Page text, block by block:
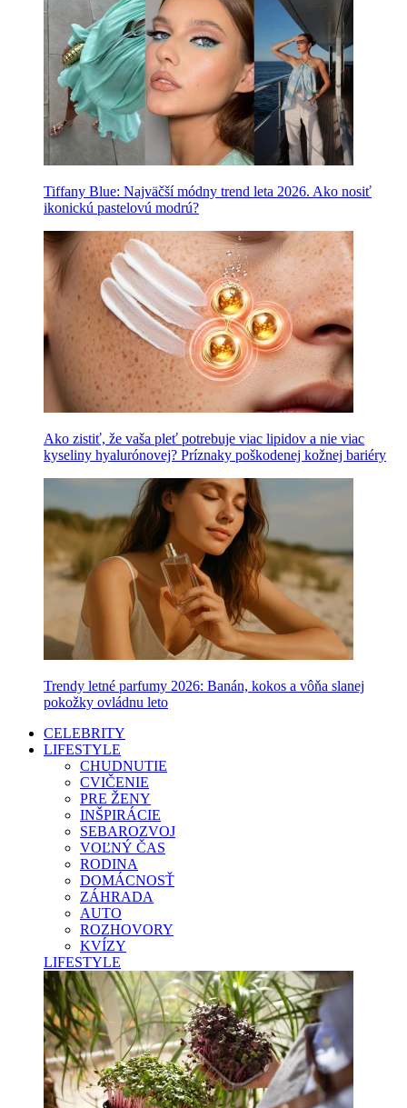
Tiffany Blue: Najväčší módny trend leta 2026. Ako nosiť
ikonickú pastelovú modrú?
Ako zistiť, že vaša pleť potrebuje viac lipidov a nie viac
kyseliny hyalurónovej? Príznaky poškodenej kožnej bariéry
Trendy letné parfumy 2026: Banán, kokos a vôňa slanej
pokožky ovládnu leto
CELEBRITY
LIFESTYLE
CHUDNUTIE
CVIČENIE
PRE ŽENY
INŠPIRÁCIE
SEBAROZVOJ
VOĽNÝ ČAS
RODINA
DOMÁCNOSŤ
ZÁHRADA
AUTO
ROZHOVORY
KVÍZY
LIFESTYLE